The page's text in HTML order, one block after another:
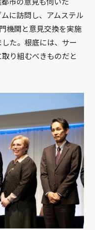
市の意見も伺いた
に訪問し、アムステル
機関と意見交換を実施
た。根底には、サー
り組むべきものだと